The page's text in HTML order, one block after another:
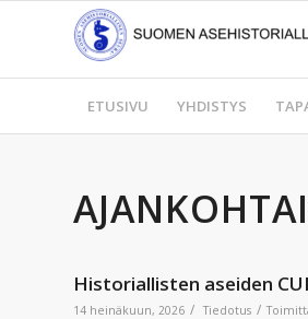
ETUSIVU YHDISTYS
Historiallisten aseiden
14 heinäkuun, 2026 / Tiedotus /